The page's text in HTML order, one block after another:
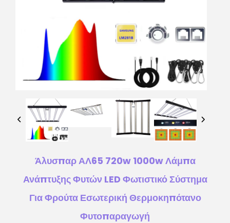
Άλυσπαρ ΑΛ65 720w 1000w Λάμπα
Ανάπτυξης Φυτών LED Φωτιστικό Σύστημα
Για Φρούτα Εσωτερική Θερμοκηπότανο
Φυτοπαραγωγή